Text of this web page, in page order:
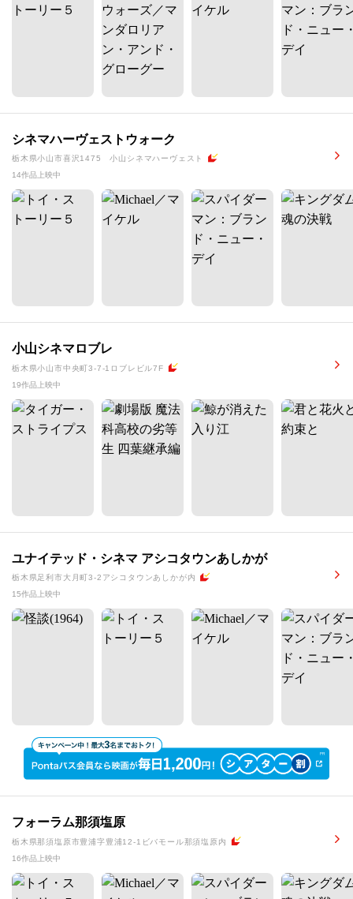
シネマハーヴェストウォーク
栃木県小山市喜沢1475 小山シネマハーヴェスト
14作品上映中
小山シネマロブレ
栃木県小山市中央町3-7-1ロブレビル7F
19作品上映中
ユナイテッド・シネマ アシコタウンあしかが
栃木県足利市大月町3-2アシコタウンあしかが内
15作品上映中
フォーラム那須塩原
栃木県那須塩原市豊浦字豊浦12-1ビバモール那須塩原内
16作品上映中